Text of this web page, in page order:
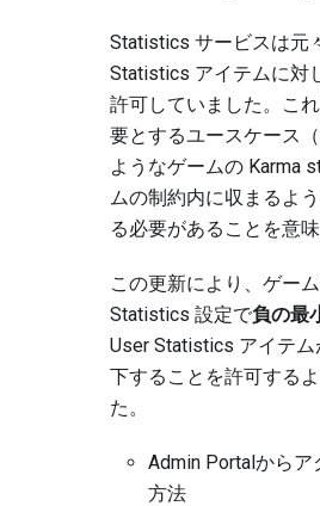
Statistics サービスは元
Statistics アイテムに対
許可していました。これ
要とするユースケース
ようなゲームの Karma
ムの制約内に収まるよ
る必要があることを意
この更新により、ゲー
Statistics 設定で負の最
User Statistics アイテ
下することを許可する
た。
Admin Portalから
方法